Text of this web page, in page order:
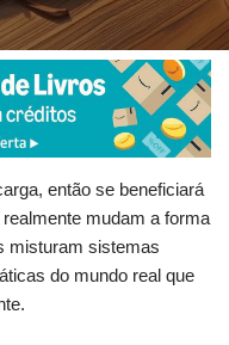
então se beneficiará
mudam a forma
misturam sistemas
do mundo real que